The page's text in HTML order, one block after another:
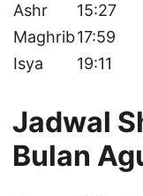
Ashr
15:27
Maghrib17:59
Isya
19:11
Jadwal
Bulan